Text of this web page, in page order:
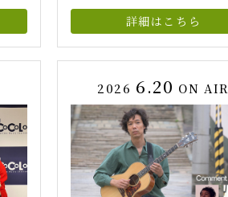
詳細はこちら
2026 6.20 ON AIR